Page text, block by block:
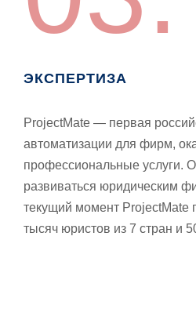
ЭКСПЕРТИЗА
ProjectMate — первая
автоматизации для фирм,
профессиональные услуги.
развиваться юридическим
текущий момент ProjectMate
тысяч юристов из 7 стран и